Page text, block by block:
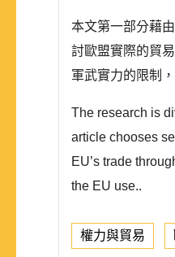
本文第一部分藉
討歐盟實際的貿
軍武實力的限制
The research is
article chooses
EU’s trade
the EU use..
權力與貿易